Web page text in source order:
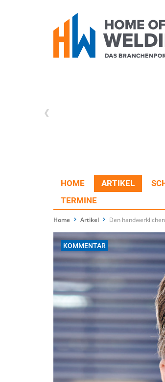
HOME ARTIKEL
TERMINE
Home Artikel Den
KOMMENTAR